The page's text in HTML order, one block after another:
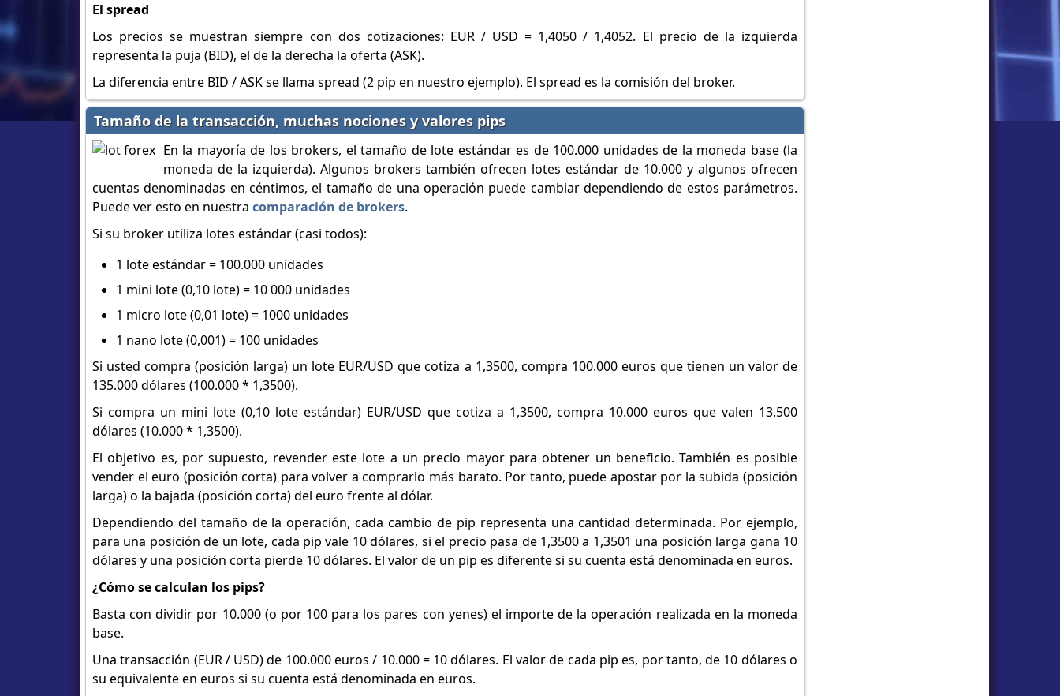
El spread
Los precios se muestran siempre con dos cotizaciones: EUR / USD = 1,4050 / 1,4052. El precio de la izquierda
representa la puja (BID), el de la derecha la oferta (ASK).
La diferencia entre BID / ASK se llama spread (2 pip en nuestro ejemplo). El spread es la comisión del broker.
Tamaño de la transacción, muchas nociones y valores pips
En la mayoría de los brokers, el tamaño de lote estándar es de 100.000 unidades de la moneda base (la
moneda de la izquierda). Algunos brokers también ofrecen lotes estándar de 10.000 y algunos ofrecen
cuentas denominadas en céntimos, el tamaño de una operación puede cambiar dependiendo de estos parámetros.
Puede ver esto en nuestra comparación de brokers.
Si su broker utiliza lotes estándar (casi todos):
1 lote estándar = 100.000 unidades
1 mini lote (0,10 lote) = 10 000 unidades
1 micro lote (0,01 lote) = 1000 unidades
1 nano lote (0,001) = 100 unidades
Si usted compra (posición larga) un lote EUR/USD que cotiza a 1,3500, compra 100.000 euros que tienen un valor de
135.000 dólares (100.000 * 1,3500).
Si compra un mini lote (0,10 lote estándar) EUR/USD que cotiza a 1,3500, compra 10.000 euros que valen 13.500
dólares (10.000 * 1,3500).
El objetivo es, por supuesto, revender este lote a un precio mayor para obtener un beneficio. También es posible
vender el euro (posición corta) para volver a comprarlo más barato. Por tanto, puede apostar por la subida (posición
larga) o la bajada (posición corta) del euro frente al dólar.
Dependiendo del tamaño de la operación, cada cambio de pip representa una cantidad determinada. Por ejemplo,
para una posición de un lote, cada pip vale 10 dólares, si el precio pasa de 1,3500 a 1,3501 una posición larga gana 10
dólares y una posición corta pierde 10 dólares. El valor de un pip es diferente si su cuenta está denominada en euros.
¿Cómo se calculan los pips?
Basta con dividir por 10.000 (o por 100 para los pares con yenes) el importe de la operación realizada en la moneda
base.
Una transacción (EUR / USD) de 100.000 euros / 10.000 = 10 dólares. El valor de cada pip es, por tanto, de 10 dólares o
su equivalente en euros si su cuenta está denominada en euros.